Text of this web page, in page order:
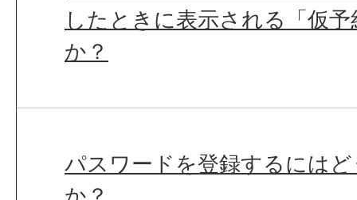
したときに表示される「仮
か？
パスワードを登録するには